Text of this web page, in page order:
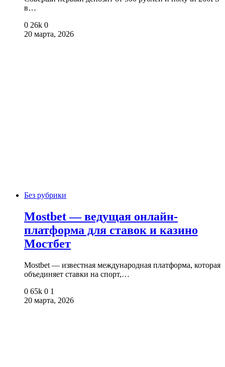
в…
0 26k 0
20 марта, 2026
Без рубрики
Mostbet — ведущая онлайн-
платформа для ставок и казино
Мостбет
Mostbet — известная международная платформа, которая
объединяет ставки на спорт,…
0 65k 0 1
20 марта, 2026